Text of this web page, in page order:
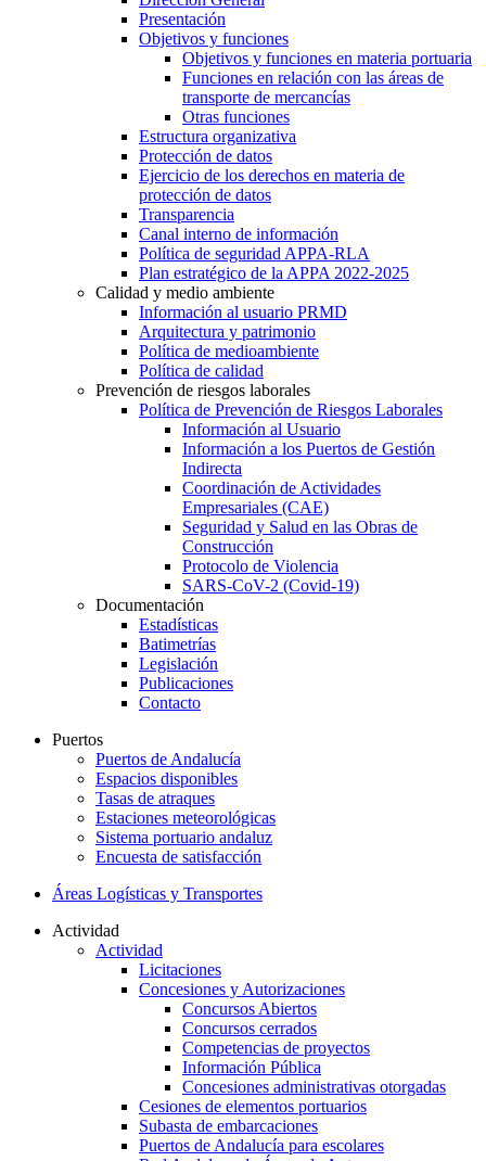
Presentación
Objetivos y funciones
Objetivos y funciones en materia portuaria
Funciones en relación con las áreas de
transporte de mercancías
Otras funciones
Estructura organizativa
Protección de datos
Ejercicio de los derechos en materia de
protección de datos
Transparencia
Canal interno de información
Política de seguridad APPA-RLA
Plan estratégico de la APPA 2022-2025
Calidad y medio ambiente
Información al usuario PRMD
Arquitectura y patrimonio
Política de medioambiente
Política de calidad
Prevención de riesgos laborales
Política de Prevención de Riesgos Laborales
Información al Usuario
Información a los Puertos de Gestión
Indirecta
Coordinación de Actividades
Empresariales (CAE)
Seguridad y Salud en las Obras de
Construcción
Protocolo de Violencia
SARS-CoV-2 (Covid-19)
Documentación
Estadísticas
Batimetrías
Legislación
Publicaciones
Contacto
Puertos
Puertos de Andalucía
Espacios disponibles
Tasas de atraques
Estaciones meteorológicas
Sistema portuario andaluz
Encuesta de satisfacción
Áreas Logísticas y Transportes
Actividad
Actividad
Licitaciones
Concesiones y Autorizaciones
Concursos Abiertos
Concursos cerrados
Competencias de proyectos
Información Pública
Concesiones administrativas otorgadas
Cesiones de elementos portuarios
Subasta de embarcaciones
Puertos de Andalucía para escolares